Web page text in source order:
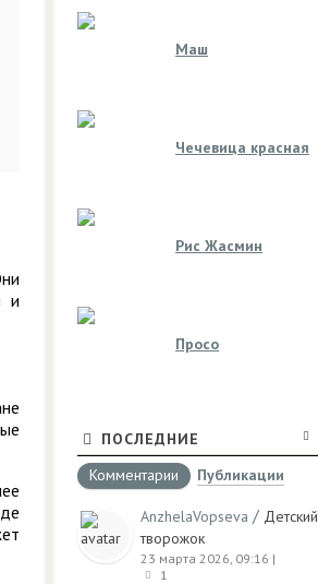
и
Маш
Чечевица красная
Рис Жасмин
Просо
ПОСЛЕДНИЕ
Комментарии
Публикации
AnzhelaVopseva / Детский
творожок
23 марта 2026, 09:16 |
1